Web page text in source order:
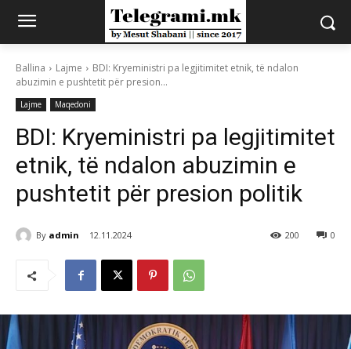
Ballina Lajme
BDI: Kryeministri pa legjitimitet etnik, të ndalon
abuzimin e pushtetit për presion...
Lajme Maqedoni
BDI: Kryeministri pa legjitimitet
etnik, të ndalon abuzimin e
pushtetit për presion politik
By admin 12.11.2024 0
200